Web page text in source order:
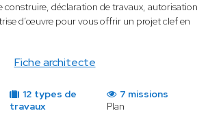
Fiche architecte
construire, déclaration de travaux, autorisation
d’œuvre pour vous offrir un projet clef en
12 types de
travaux
7 missions
Plan